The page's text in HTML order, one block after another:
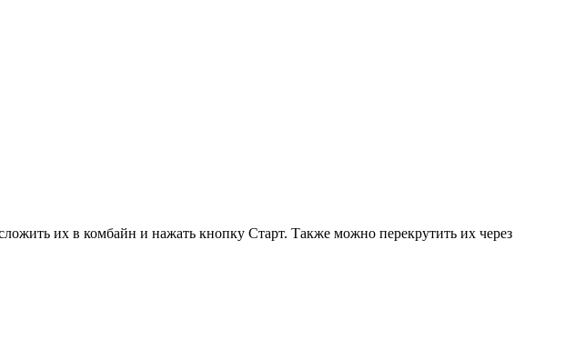
их в комбайн и нажать кнопку Старт. Также можно перекрутить их через